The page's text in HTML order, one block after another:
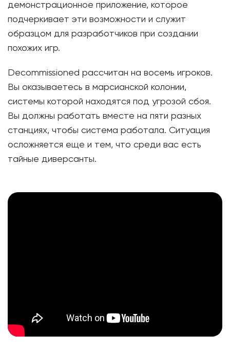
демонстрационное приложение, которое
подчеркивает эти возможности и служит
образцом для разработчиков при создании
похожих игр.
Decommissioned рассчитан на восемь игроков.
Вы оказываетесь в марсианской колонии,
системы которой находятся под угрозой сбоя.
Вы должны работать вместе на пяти разных
станциях, чтобы система работала. Ситуация
осложняется еще и тем, что среди вас есть
тайные диверсанты.